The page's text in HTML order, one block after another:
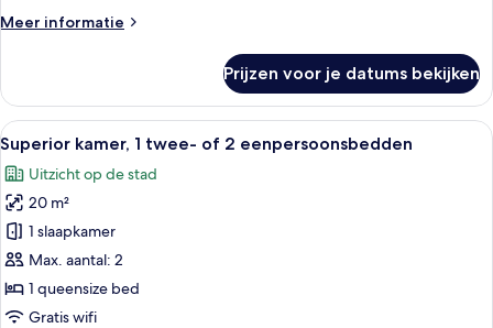
2
Meer informatie
Meer
kamer,
twee-
2
eenpersoonsbedden
Prijzen voor je datums bekijken
Alle
foto's
voor
Superior
kamer,
1
twee-
of
Een terras op het dak met een
10
Superior kamer, 1 twee- of 2 eenpersoonsbedden
Uitzicht op de stad
20 m²
1 slaapkamer
Max. aantal: 2
1 queensize bed
Gratis wifi